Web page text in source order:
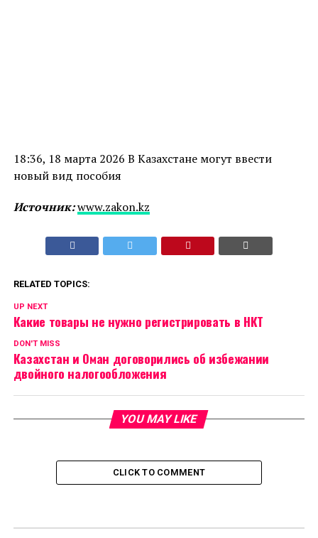
18:36, 18 марта 2026 В Казахстане могут ввести
новый вид пособия
Источник:www.zakon.kz
RELATED TOPICS:
UP NEXT
Какие товары не нужно регистрировать в НКТ
DON'T MISS
Казахстан и Оман договорились об избежании
двойного налогообложения
YOU MAY LIKE
CLICK TO COMMENT